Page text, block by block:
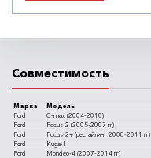
Совместимость
Марка Модель
Ford
C-max (2004-2010)
Ford
Focus-2 (2005-2007 гг)
Ford
Focus-2+ (рестайлинг 2008-2011 гг)
Ford
Kuga-1
Ford
Mondeo-4 (2007-2014 гг)